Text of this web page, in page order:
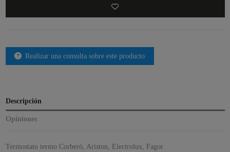
Realizar una consulta sobre este producto
Descripción
Opiniones
Termostato termo Corberó, Ariston, Electrolux, Fagor